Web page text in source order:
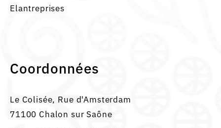
Elantreprises
Coordonnées
Le Colisée, Rue d'Amsterdam
71100 Chalon sur Saône